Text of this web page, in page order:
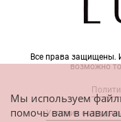
Все права защищены.
возможно
Условия
Мы используем
помочь вам в